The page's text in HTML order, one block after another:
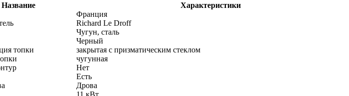
Название
Характеристики
Франция
Richard Le Droff
Чугун, сталь
Черный
топки
закрытая с призматическим стеклом
чугунная
Нет
Есть
Дрова
11 кВт